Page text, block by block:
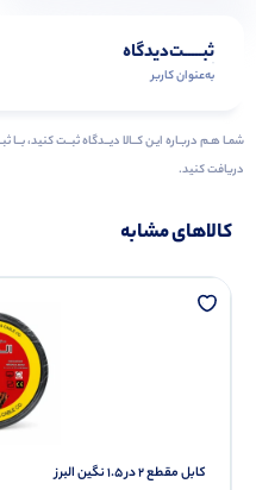
ثبـــــت‌دیدگاه
به‌عنوان کاربر
دریافت کنید.
کالاهای مشابه
کابل مقطع 2 در 1.5 نگین البرز